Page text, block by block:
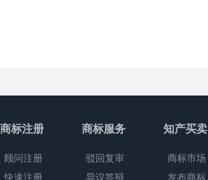
商标注册
顾问注册
快速注册
商标服务
驳回复审
异议答辩
知产买卖
商标市场
发布商标